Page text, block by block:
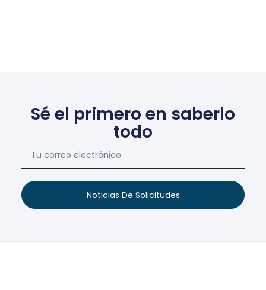
Sé el primero en saberlo
todo
Noticias De Solicitudes